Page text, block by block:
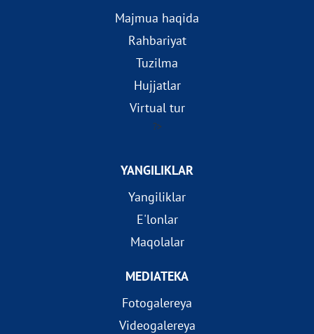
Majmua haqida
Rahbariyat
Tuzilma
Hujjatlar
Virtual tur
?>
YANGILIKLAR
Yangiliklar
E'lonlar
Maqolalar
MEDIATEKA
Fotogalereya
Videogalereya